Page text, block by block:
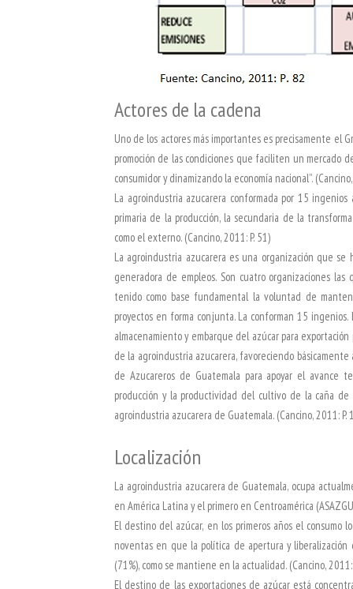
Actores de la cadena
Uno de los actores más importantes es precisamente el
promoción de las condiciones que faciliten un mercado
consumidor y dinamizando la economía nacional”.
La agroindustria azucarera conformada por 15
primaria de la producción, la secundaria de la
como el externo. (Cancino, 2011: P. 51)
La agroindustria azucarera es una organización que
generadora de empleos. Son cuatro organizaciones
tenido como base fundamental la voluntad de
proyectos en forma conjunta. La conforman 15
almacenamiento y embarque del azúcar para
de la agroindustria azucarera, favoreciendo básicamente
de Azucareros de Guatemala para apoyar el avance
producción y la productividad del cultivo de la caña
agroindustria azucarera de Guatemala. (Cancino, 2011: P.
Localización
La agroindustria azucarera de Guatemala, ocupa
en América Latina y el primero en Centroamérica
El destino del azúcar, en los primeros años el consumo
noventas en que la política de apertura y liberalización
(71%), como se mantiene en la actualidad. (Cancino, 2011:
El destino de las exportaciones de azúcar está